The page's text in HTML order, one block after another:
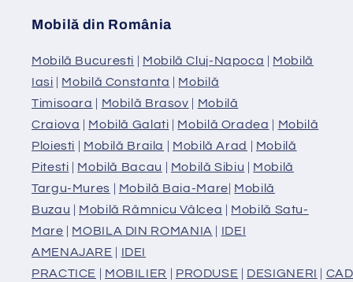
Mobilă din România
Mobilă Bucuresti | Mobilă Cluj-Napoca | Mobilă
Iasi | Mobilă Constanta | Mobilă
Timisoara | Mobilă Brasov | Mobilă
Craiova | Mobilă Galati | Mobilă Oradea | Mobilă
Ploiesti | Mobilă Braila | Mobilă Arad | Mobilă
Pitesti | Mobilă Bacau | Mobilă Sibiu | Mobilă
Targu-Mures | Mobilă Baia-Mare| Mobilă
Buzau | Mobilă Râmnicu Vâlcea | Mobilă Satu-
Mare | MOBILA DIN ROMANIA | IDEI
AMENAJARE | IDEI
PRACTICE | MOBILIER | PRODUSE | DESIGNERI |